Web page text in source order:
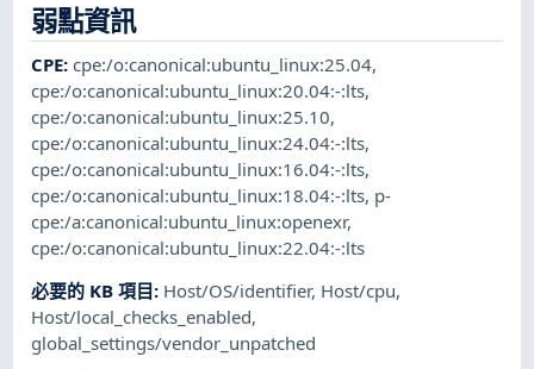
弱點資訊
CPE:cpe:/o:canonical:ubuntu_linux:25.04,
cpe:/o:canonical:ubuntu_linux:20.04:-:lts,
cpe:/o:canonical:ubuntu_linux:25.10,
cpe:/o:canonical:ubuntu_linux:24.04:-:lts,
cpe:/o:canonical:ubuntu_linux:16.04:-:lts,
cpe:/o:canonical:ubuntu_linux:18.04:-:lts, p-
cpe:/a:canonical:ubuntu_linux:openexr,
cpe:/o:canonical:ubuntu_linux:22.04:-:lts
必要的 KB 項目: Host/OS/identifier, Host/cpu,
Host/local_checks_enabled,
global_settings/vendor_unpatched